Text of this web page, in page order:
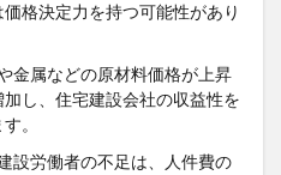
格決定力を持つ可能性があり
金属などの原材料価格が上昇
し、住宅建設会社の収益性を
。
設労働者の不足は、人件費の